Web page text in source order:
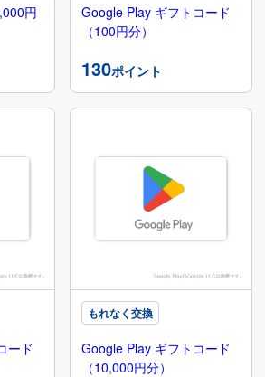
円
Google Play ギフトコード
（100円分）
130ポイント
ード
もれなく交換
Google Play ギフトコード
（10,000円分）